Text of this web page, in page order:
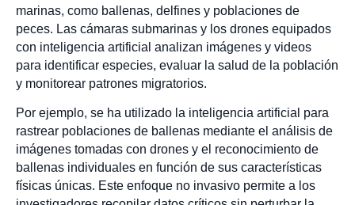
marinas, como ballenas, delfines y poblaciones de
peces. Las cámaras submarinas y los drones equipados
con inteligencia artificial analizan imágenes y videos
para identificar especies, evaluar la salud de la población
y monitorear patrones migratorios.
Por ejemplo, se ha utilizado la inteligencia artificial para
rastrear poblaciones de ballenas mediante el análisis de
imágenes tomadas con drones y el reconocimiento de
ballenas individuales en función de sus características
físicas únicas. Este enfoque no invasivo permite a los